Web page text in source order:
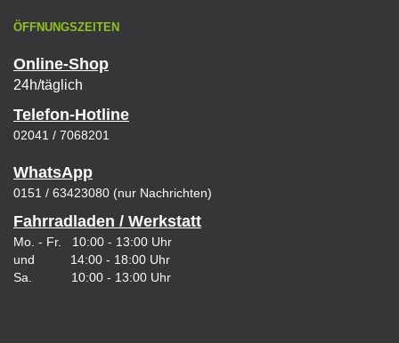
ÖFFNUNGSZEITEN
Online-Shop
24h/täglich
Telefon-Hotline
02041 / 7068201
WhatsApp
0151 / 63423080 (nur Nachrichten)
Fahrradladen / Werkstatt
Mo. - Fr. 10:00 - 13:00 Uhr
und 14:00 - 18:00 Uhr
Sa. 10:00 - 13:00 Uhr